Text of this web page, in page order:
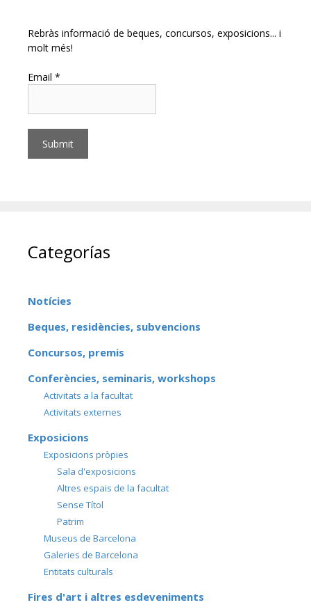
Rebràs informació de beques, concursos, exposicions... i
molt més!
Email *
Categorías
Notícies
Beques, residències, subvencions
Concursos, premis
Conferències, seminaris, workshops
Activitats a la facultat
Activitats externes
Exposicions
Exposicions pròpies
Sala d'exposicions
Altres espais de la facultat
Sense Títol
Patrim
Museus de Barcelona
Galeries de Barcelona
Entitats culturals
Fires d'art i altres esdeveniments